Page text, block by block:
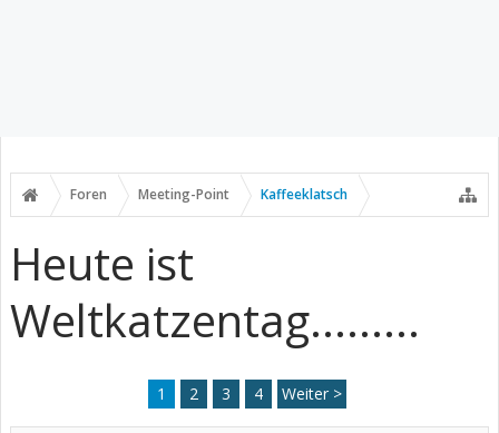
Foren Meeting-Point Kaffeeklatsch
Heute ist
Weltkatzentag.........
1 2 3 4 Weiter >